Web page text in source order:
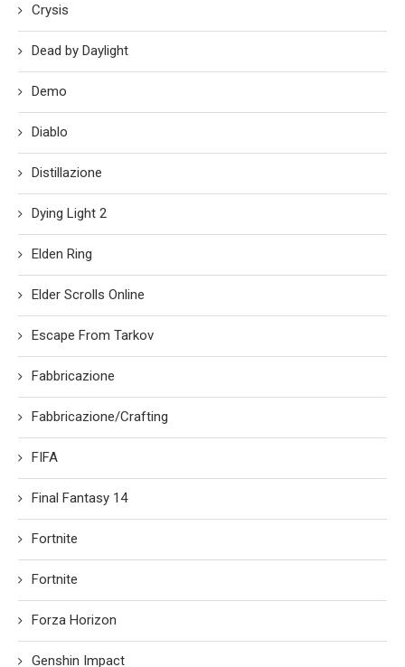
Crysis
Dead by Daylight
Demo
Diablo
Distillazione
Dying Light 2
Elden Ring
Elder Scrolls Online
Escape From Tarkov
Fabbricazione
Fabbricazione/Crafting
FIFA
Final Fantasy 14
Fortnite
Fortnite
Forza Horizon
Genshin Impact